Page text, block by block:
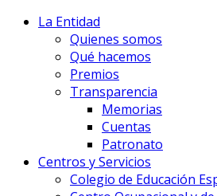
La Entidad
Quienes somos
Qué hacemos
Premios
Transparencia
Memorias
Cuentas
Patronato
Centros y Servicios
Colegio de Educación